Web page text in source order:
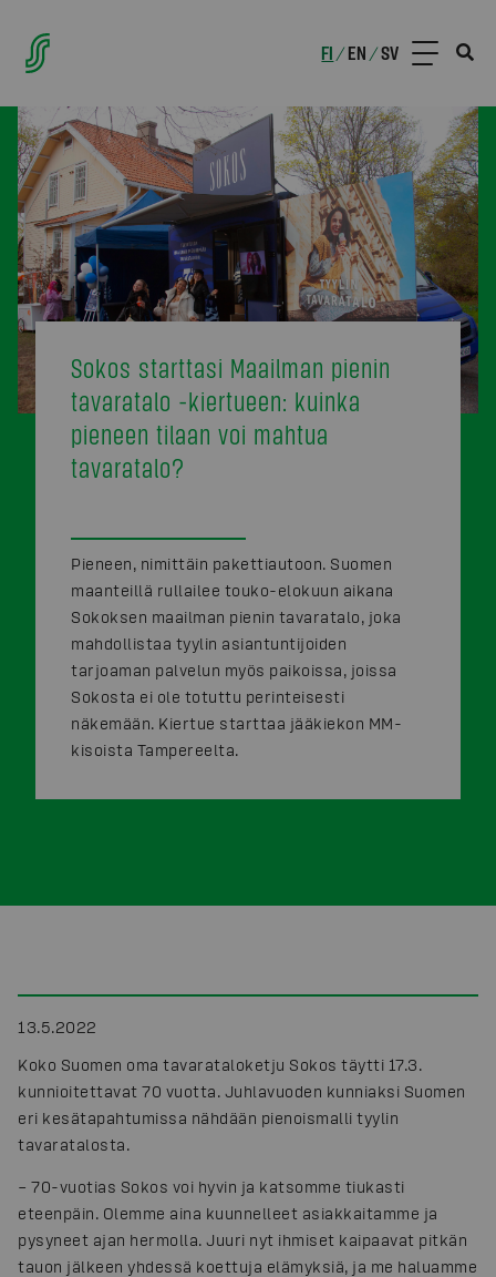
FI /EN /SV
Sokos starttasi Maailman pienin
tavaratalo -kiertueen: kuinka
pieneen tilaan voi mahtua
tavaratalo?
Pieneen, nimittäin pakettiautoon. Suomen
maanteillä rullailee touko-elokuun aikana
Sokoksen maailman pienin tavaratalo, joka
mahdollistaa tyylin asiantuntijoiden
tarjoaman palvelun myös paikoissa, joissa
Sokosta ei ole totuttu perinteisesti
näkemään. Kiertue starttaa jääkiekon MM-
kisoista Tampereelta.
13.5.2022
Koko Suomen oma tavarataloketju Sokos täytti 17.3.
kunnioitettavat 70 vuotta. Juhlavuoden kunniaksi Suomen
eri kesätapahtumissa nähdään pienoismalli tyylin
tavaratalosta.
– 70-vuotias Sokos voi hyvin ja katsomme tiukasti
eteenpäin. Olemme aina kuunnelleet asiakkaitamme ja
pysyneet ajan hermolla. Juuri nyt ihmiset kaipaavat pitkän
tauon jälkeen yhdessä koettuja elämyksiä, ja me haluamme